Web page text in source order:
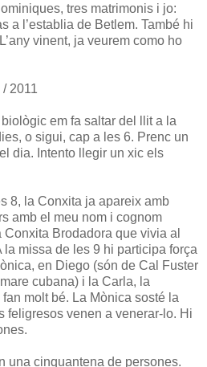
tres matrimonis i jo:
a l’establia de Betlem. També hi
vinent, ja veurem como ho
2011
em fa saltar del llit a la
o sigui, cap a les 6. Prenc un
dia. Intento llegir un xic els
8, la Conxita ja apareix amb
amb el meu nom i cognom
Brodadora que vivia al
missa de les 9 hi participa força
en Diego (són de Cal Fuster
cubana) i la Carla, la
molt bé. La Mònica sosté la
feligresos venen a venerar-lo. Hi
una cinquantena de persones.